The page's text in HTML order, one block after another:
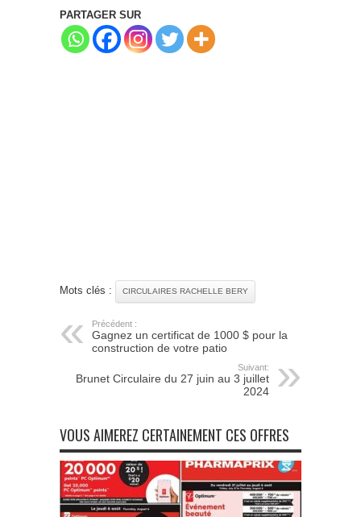
PARTAGER SUR
Mots clés : CIRCULAIRES RACHELLE BERY
Précédent :
Gagnez un certificat de 1000 $ pour la
construction de votre patio
Suivant:
Brunet Circulaire du 27 juin au 3 juillet
2024
VOUS AIMEREZ CERTAINEMENT CES OFFRES